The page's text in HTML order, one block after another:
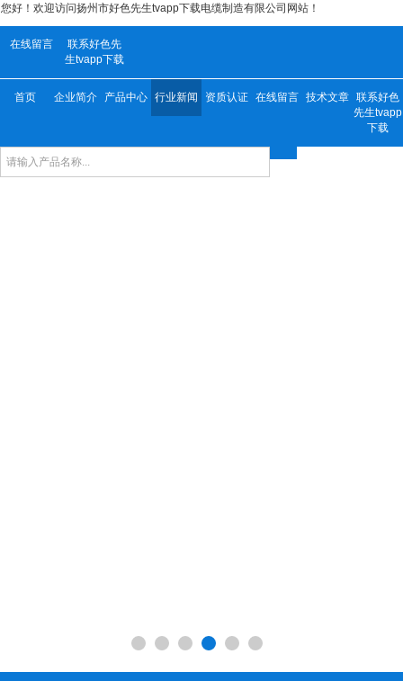
您好！欢迎访问扬州市好色先生tvapp下载电缆制造有限公司网站！
在线留言
联系好色先
生tvapp下载
首页 企业简介 产品中心 行业新闻 资质认证 在线留言 技术文章 联系好色
先生tvapp
下载